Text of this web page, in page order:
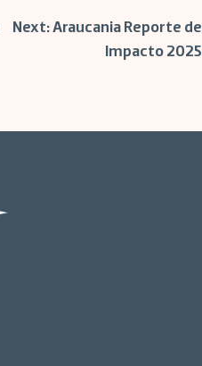
Next:Araucania Reporte de
Impacto 2025